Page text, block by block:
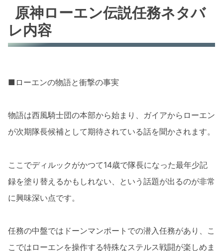
原神ローエン伝説任務ネタバ
レ内容
■ローエンの物語と衝撃の事実
物語は西風騎士団の本部から始まり、ガイアからローエン
が次期隊長候補として期待されている話を聞かされます。
ここでディルックがかつて14歳で隊長になった最年少記
録を塗り替えるかもしれない、という話題が出るのが非常
に興味深い点です。
任務の中盤ではドーンマンポートでの潜入任務があり、こ
こではローエンを操作する特殊なステルス戦闘が楽しめま